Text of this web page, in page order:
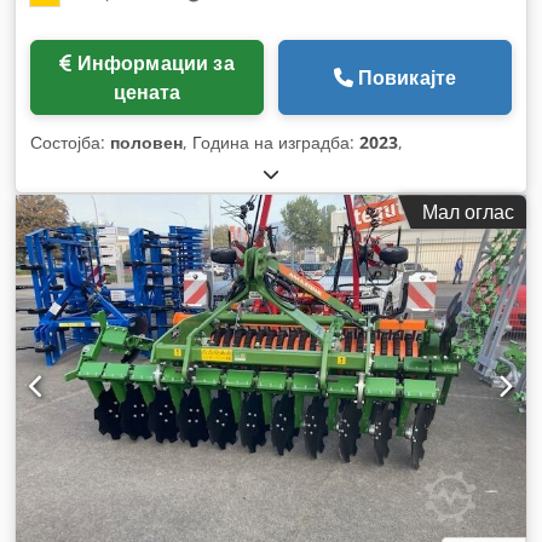
цената
Повикајте
Состојба: половен, Година на изградба: 2023,
Мал оглас